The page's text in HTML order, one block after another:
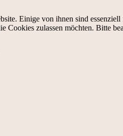
Einige von ihnen sind
Cookies zulassen möchten. Bitte